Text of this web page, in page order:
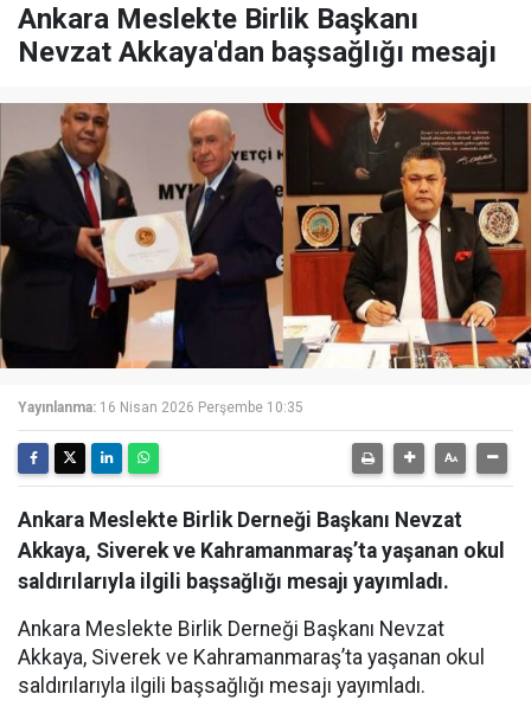
Ankara Meslekte Birlik Başkanı
Nevzat Akkaya'dan başsağlığı mesajı
Yayınlanma: 16 Nisan 2026 Perşembe 10:35
Ankara Meslekte Birlik Derneği Başkanı Nevzat
Akkaya, Siverek ve Kahramanmaraş’ta yaşanan okul
saldırılarıyla ilgili başsağlığı mesajı yayımladı.
Ankara Meslekte Birlik Derneği Başkanı Nevzat
Akkaya, Siverek ve Kahramanmaraş’ta yaşanan okul
saldırılarıyla ilgili başsağlığı mesajı yayımladı.